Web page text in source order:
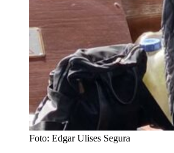
Foto: Edgar Ulises Segura